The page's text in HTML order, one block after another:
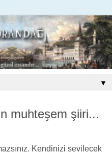
▼
muhteşem şiiri...
Kendinizi sevilecek